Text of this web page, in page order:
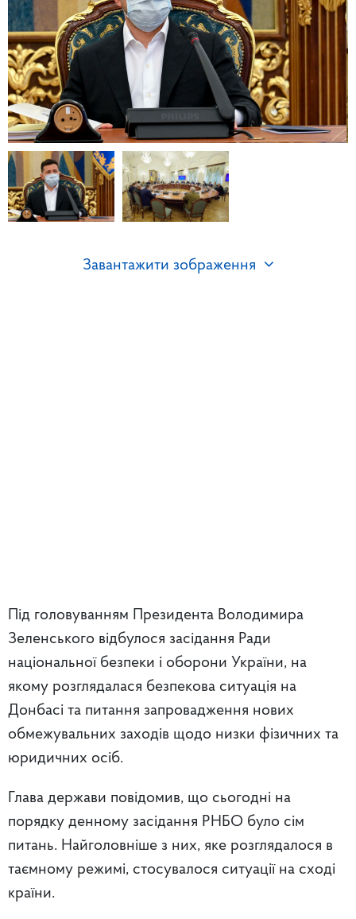
Завантажити зображення
Під головуванням Президента Володимира
Зеленського відбулося засідання Ради
національної безпеки і оборони України, на
якому розглядалася безпекова ситуація на
Донбасі та питання запровадження нових
обмежувальних заходів щодо низки фізичних та
юридичних осіб.
Глава держави повідомив, що сьогодні на
порядку денному засідання РНБО було сім
питань. Найголовніше з них, яке розглядалося в
таємному режимі, стосувалося ситуації на сході
країни.